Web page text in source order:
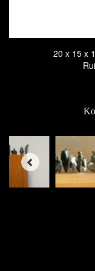
20 x 15 x